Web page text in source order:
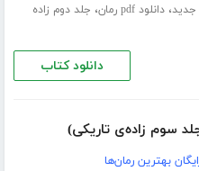
جدید،دانلود pdf رمان ، جلد دوم زاده
دانلود کتاب
سوم زاده‌ی تاریکی)
بهترین رمان‌ها